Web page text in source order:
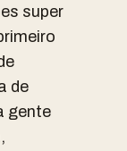
super
de
gente